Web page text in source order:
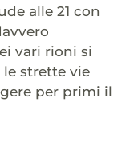
alle 21 con
vari rioni si
strette vie
per primi il